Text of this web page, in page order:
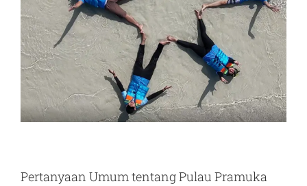
Pertanyaan Umum tentang Pulau Pramuka